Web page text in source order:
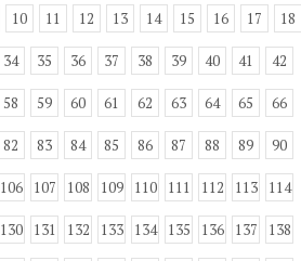
10 11 12 13 14 15 16 17 18
34 35 36 37 38 39 40 41 42
58 59 60 61 62 63 64 65 66
82 83 84 85 86 87 88 89 90
106 107 108 109 110 111 112 113 114
130 131 132 133 134 135 136 137 138